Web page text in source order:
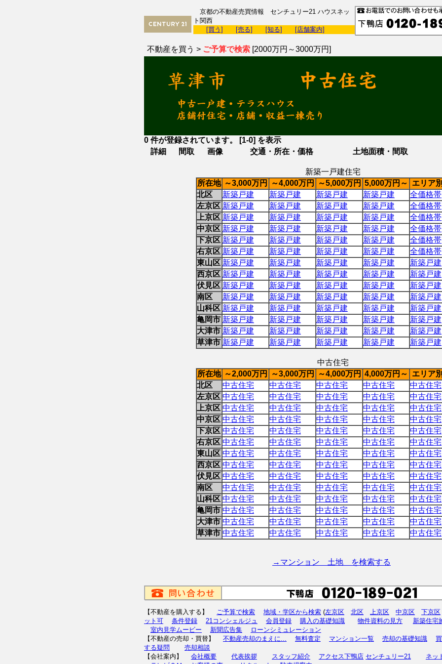
京都の不動産売買情報 センチュリー21 ハウスネッ
ト関西
[買う]
[売る] [知る] [店舗案内]
不動産を買う > ご予算で検索 [2000万円～3000万円]
0 件が登録されています。 [1-0] を表示
詳細
間取 画像 交通・所在・価格 土地面積・間取
新築一戸建住宅
所在地 ～3,000万円 ～4,000万円 ～5,000万円 5,000万円～
エリア
北区
新築戸建 新築戸建 新築戸建 新築戸建
全価格帯
左京区 新築戸建 新築戸建 新築戸建 新築戸建
全価格帯
上京区 新築戸建 新築戸建 新築戸建 新築戸建
全価格帯
中京区 新築戸建 新築戸建 新築戸建 新築戸建
全価格帯
下京区 新築戸建 新築戸建 新築戸建 新築戸建
全価格帯
右京区 新築戸建 新築戸建 新築戸建 新築戸建
全価格帯
東山区 新築戸建 新築戸建 新築戸建 新築戸建
新築戸建
西京区 新築戸建 新築戸建 新築戸建 新築戸建
新築戸建
伏見区 新築戸建 新築戸建 新築戸建 新築戸建
新築戸建
南区
新築戸建 新築戸建 新築戸建 新築戸建
新築戸建
山科区 新築戸建 新築戸建 新築戸建 新築戸建
新築戸建
亀岡市 新築戸建 新築戸建 新築戸建 新築戸建
新築戸建
大津市 新築戸建 新築戸建 新築戸建 新築戸建
新築戸建
草津市 新築戸建 新築戸建 新築戸建 新築戸建 新築戸建
中古住宅
所在地 ～2,000万円 ～3,000万円 ～4,000万円 4,000万円～
エリア
北区
中古住宅 中古住宅 中古住宅 中古住宅
中古住宅
左京区 中古住宅 中古住宅 中古住宅 中古住宅
中古住宅
上京区 中古住宅 中古住宅 中古住宅 中古住宅
中古住宅
中京区 中古住宅 中古住宅 中古住宅 中古住宅
中古住宅
下京区 中古住宅 中古住宅 中古住宅 中古住宅
中古住宅
右京区 中古住宅 中古住宅 中古住宅 中古住宅
中古住宅
東山区 中古住宅 中古住宅 中古住宅 中古住宅
中古住宅
西京区 中古住宅 中古住宅 中古住宅 中古住宅
中古住宅
伏見区 中古住宅 中古住宅 中古住宅 中古住宅
中古住宅
南区
中古住宅 中古住宅 中古住宅 中古住宅
中古住宅
山科区 中古住宅 中古住宅 中古住宅 中古住宅
中古住宅
亀岡市 中古住宅 中古住宅 中古住宅 中古住宅
中古住宅
大津市 中古住宅 中古住宅 中古住宅 中古住宅
中古住宅
草津市 中古住宅 中古住宅 中古住宅 中古住宅 中古住宅
→マンション 土地 を検索する
【不動産を購入する】 ご予算で検索 地域・学区から検索 (左京区 北区 上京区 中京区
下京区
ット可
条件登録 21コンシェルジュ 会員登録 購入の基礎知識 物件資料の見方
新築住宅
室内見学ムービー
新聞広告集
ローンシミュレーション
【不動産の売却・買替】 不動産売却のまえに... 無料査定 マンション一覧 売却の基礎知識
する疑問
売却相談
【会社案内】 会社概要 代表挨拶 スタッフ紹介 アクセス下鴨店 センチュリー21
ネッ